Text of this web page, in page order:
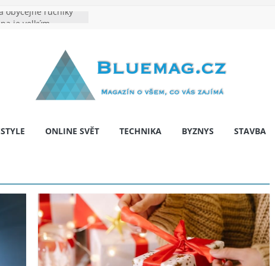
obyčejné ručníky
Na co myslet, aby
pár let nepřekvapila
bariér: když auto
ONLINE SVĚT TECHNIKA BYZNYS STAVBA